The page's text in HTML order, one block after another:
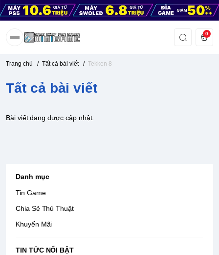
0
Trang chủ / Tất cả bài viết / Tekken 8
Tất cả bài viết
Bài viết đang được cập nhật.
Danh mục
Tin Game
Chia Sẻ Thủ Thuật
Khuyến Mãi
TIN TỨC NỔI BẬT